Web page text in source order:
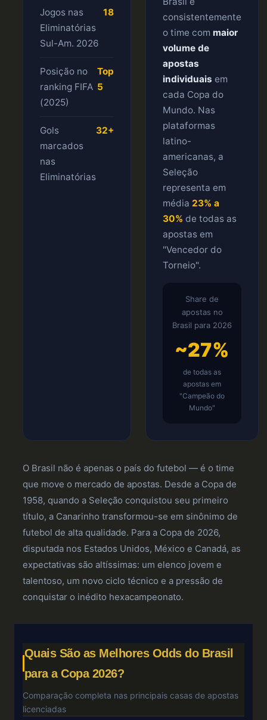
Jogos nas
Eliminatórias
Sul-Am. 2026
18
Posição no
ranking FIFA
(2025)
Top
5
Gols
marcados
nas
Eliminatórias
32+
consistentemente
o time com maior
volume de
apostas
individuais em
cada Copa do
Mundo. Nas
plataformas
latino-
americanas, a
Seleção
representa em
média 23% a
30% de todas as
apostas em
"Vencedor do
Torneio".
Share de
apostas no
Brasil para 2026
~27%
de todas as
apostas em
"Campeão do
Mundo"
O Brasil não é apenas o país do futebol — é o time
que move o mercado de apostas. Desde a Copa de
1958, quando a Seleção conquistou seu primeiro
título, a Canarinho transformou-se em sinônimo de
futebol de alta qualidade. Para a Copa de 2026,
disputada nos Estados Unidos, México e Canadá, as
expectativas são altíssimas: um elenco jovem e
talentoso, um novo ciclo técnico e a pressão de
conquistar o inédito hexacampeonato.
Quais São as Melhores Odds do Brasil
para a Copa 2026?
Comparação completa nas principais casas de apostas
licenciadas